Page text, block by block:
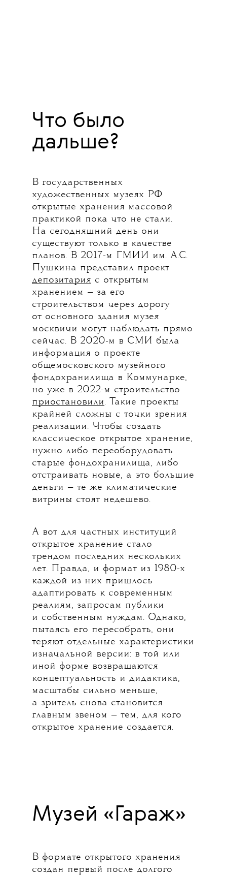
Что было
дальше?
В государственных
художественных музеях РФ
открытые хранения массовой
практикой пока что не стали.
На сегодняшний день они
существуют только в качестве
планов. В 2017-м ГМИИ им. А.С.
Пушкина представил проект
депозитария с открытым
хранением — за его
строительством через дорогу
от основного здания музея
москвичи могут наблюдать прямо
сейчас. В 2020-м в СМИ была
информация о проекте
общемосковского музейного
фондохранилища в Коммунарке,
но уже в 2022-м строительство
приостановили. Такие проекты
крайней сложны с точки зрения
реализации. Чтобы создать
классическое открытое хранение,
нужно либо переоборудовать
старые фондохранилища, либо
отстраивать новые, а это большие
деньги — те же климатические
витрины стоят недешево.
А вот для частных институций
открытое хранение стало
трендом последних нескольких
лет. Правда, и формат из 1980-х
каждой из них пришлось
адаптировать к современным
реалиям, запросам публики
и собственным нуждам. Однако,
пытаясь его пересобрать, они
теряют отдельные характеристики
изначальной версии: в той или
иной форме возвращаются
концептуальность и дидактика,
масштабы сильно меньше,
а зритель снова становится
главным звеном — тем, для кого
открытое хранение создается.
Музей «Гараж»
В формате открытого хранения
создан первый после долгого